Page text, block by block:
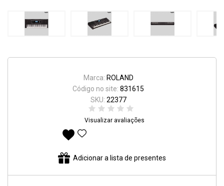
Marca: ROLAND
Código no site: 831615
SKU: 22377
Visualizar avaliações
Adicionar a lista de presentes